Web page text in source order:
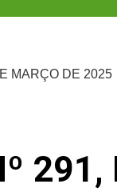
MARÇO DE 2025